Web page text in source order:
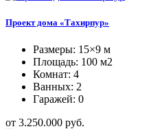
Проект дома «Тахирпур»
Размеры: 15×9 м
Площадь: 100 м2
Комнат: 4
Ванных: 2
Гаражей: 0
от 3.250.000 руб.